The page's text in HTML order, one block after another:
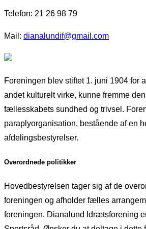
Telefon: 21 26 98 79
Mail: dianalundif@gmail.com
Foreningen blev stiftet 1. juni 1904 for
andet kulturelt virke, kunne fremme
fællesskabets sundhed og trivsel.
paraplyorganisation, bestående af en
afdelingsbestyrelser.
Overordnede politikker
Hovedbestyrelsen tager sig af de
foreningen og afholder fælles
foreningen. Dianalund Idrætsforening